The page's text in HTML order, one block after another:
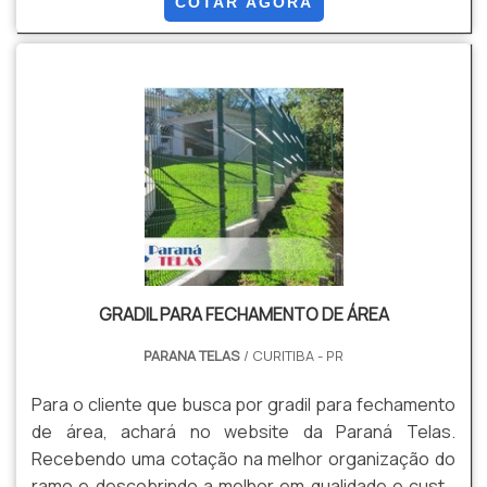
GRADIL PARA FECHAMENTO DE ÁREA
PARANA TELAS / CURITIBA - PR
Para o cliente que busca por gradil para fechamento
de área, achará no website da Paraná Telas.
Recebendo uma cotação na melhor organização do